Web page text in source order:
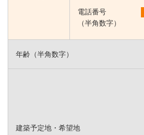
電話番号
（半角数字）
年齢（半角数字）
建築予定地・希望地